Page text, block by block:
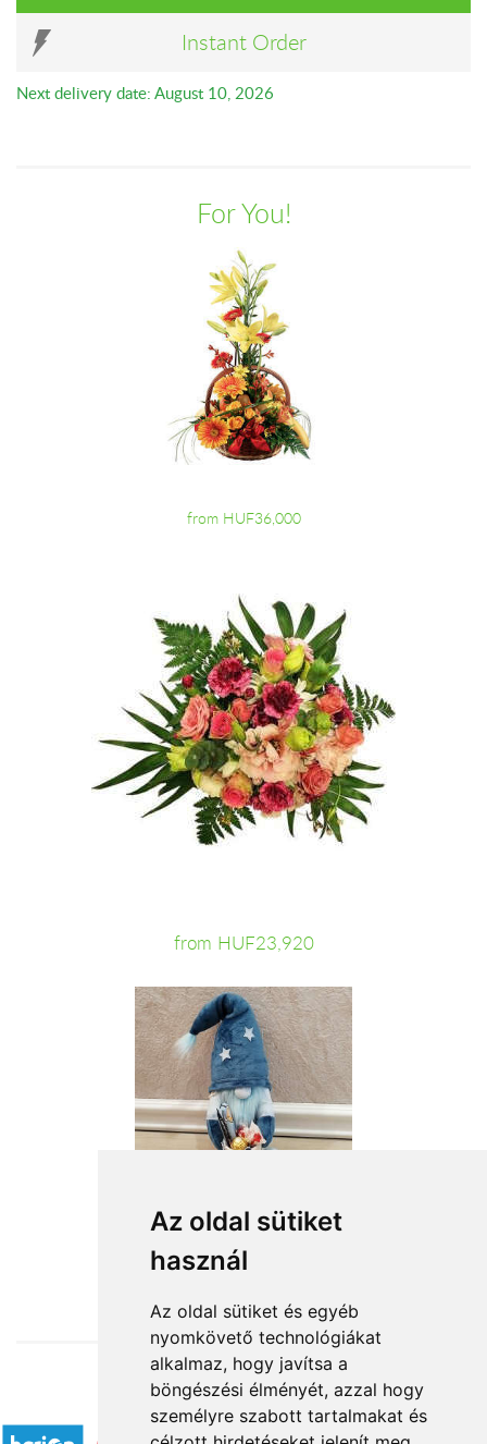
Az oldal sütiket
használ
Az oldal sütiket és egyéb
nyomkövető technológiákat
alkalmaz, hogy javítsa a
böngészési élményét, azzal hogy
személyre szabott tartalmakat és
Instant Order
Next delivery date: August 10, 2026
For You!
from HUF36,000
from HUF23,920
from HUF15,200
Accepted payment methods